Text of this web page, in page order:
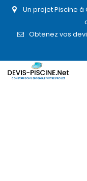
Un projet Piscine
Obtenez vos